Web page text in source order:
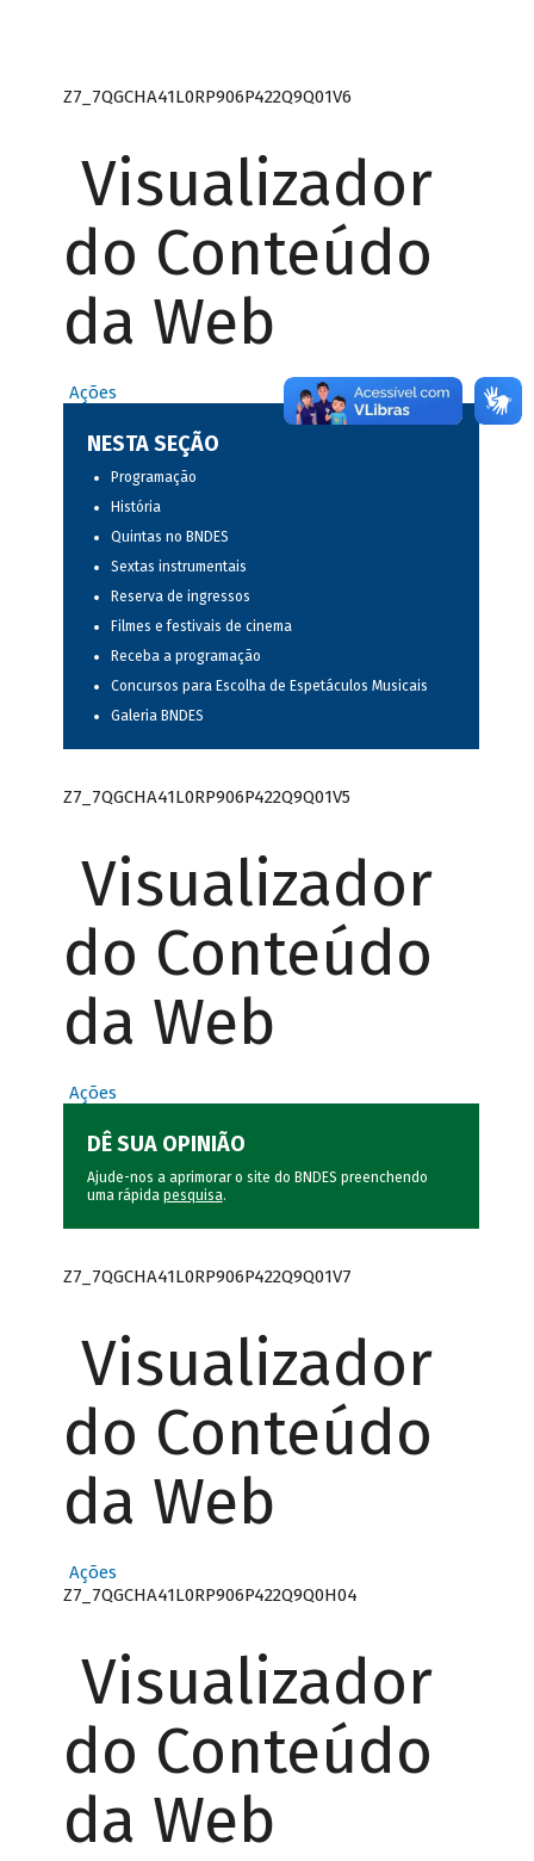
Z7_7QGCHA41L0RP906P422Q9Q01V6
Visualizador
do Conteúdo
da Web
Ações
NESTA SEÇÃO
Programação
História
Quintas no BNDES
Sextas instrumentais
Reserva de ingressos
Filmes e festivais de cinema
Receba a programação
Concursos para Escolha de Espetáculos Musicais
Galeria BNDES
Z7_7QGCHA41L0RP906P422Q9Q01V5
Visualizador
do Conteúdo
da Web
Ações
DÊ SUA OPINIÃO
Ajude-nos a aprimorar o site do BNDES preenchendo
uma rápida pesquisa.
Z7_7QGCHA41L0RP906P422Q9Q01V7
Visualizador
do Conteúdo
da Web
Ações
Z7_7QGCHA41L0RP906P422Q9Q0H04
Visualizador
do Conteúdo
da Web